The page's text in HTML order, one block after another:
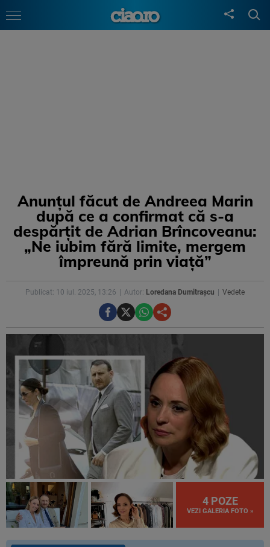
Anunțul făcut de Andreea Marin
după ce a confirmat că s-a
despărțit de Adrian Brîncoveanu:
„Ne iubim fără limite, mergem
împreună prin viață”
Publicat: 10 iul. 2025, 13:26 Autor: Loredana Dumitrașcu Vedete
4 POZE
VEZI GALERIA FOTO »